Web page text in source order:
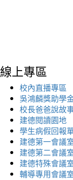
線上專區
校內直播專區
吳鴻麟獎助學
校長爸爸說故
建德閱讀園地
學生病假回報
建德第一會議
建德第二會議
建德特殊會議
輔導專用會議